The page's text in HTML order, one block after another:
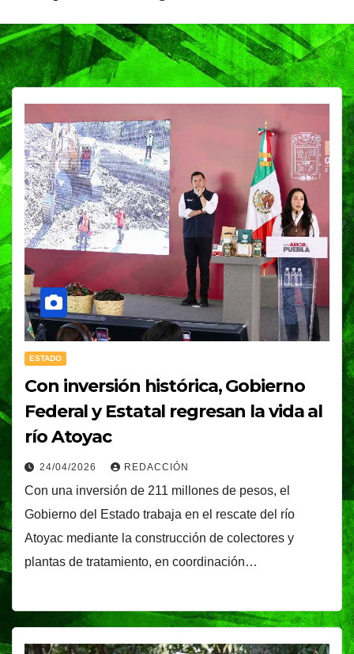
ESTADO
Con inversión histórica, Gobierno
Federal y Estatal regresan la vida al
río Atoyac
24/04/2026 REDACCIÓN
Con una inversión de 211 millones de pesos, el
Gobierno del Estado trabaja en el rescate del río
Atoyac mediante la construcción de colectores y
plantas de tratamiento, en coordinación…